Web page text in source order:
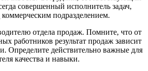
совершенный исполнитель задач,
подразделением.
отдела продаж. Помните, что от
работников результат продаж зависит
Определите действительно важные для
качества и навыки.